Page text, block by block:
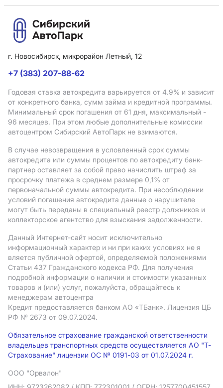
г. Новосибирск, микрорайон Летный, 12
+7 (383) 207-88-62
Годовая ставка автокредита варьируется от 4.9% и зависит
от конкретного банка, сумм займа и кредитной программы.
Минимальный срок погашения от 61 дня, максимальный -
96 месяцев. При этом любые дополнительные комиссии
автоцентром Сибирский АвтоПарк не взимаются.
В случае невозвращения в условленный срок суммы
автокредита или суммы процентов по автокредиту банк-
партнер оставляет за собой право начислить штраф за
просрочку платежа в среднем размере 0,1% от
первоначальной суммы автокредита. При несоблюдении
условий погашения автокредита данные о нарушителе
могут быть переданы в специальный реестр должников и
коллекторское агентство для взыскания задолженности.
Данный Интернет-сайт носит исключительно
информационный характер и ни при каких условиях не я
вляется публичной офертой, определяемой положениями
Статьи 437 Гражданского кодекса РФ. Для получения
подробной информации о наличии и стоимости указанных
товаров и (или) услуг, пожалуйста, обращайтесь к
менеджерам автоцентра
Кредит предоставляется банком АO «ТБанк». Лицензия ЦБ
РФ № 2673 от 09.07.2024.
Обязательное страхование гражданской ответственности
владельцев транспортных средств осуществляется АО "Т-
Страхование" лицензии ОС № 0191-03 от 01.07.2024 г.
ООО "Орвалон"